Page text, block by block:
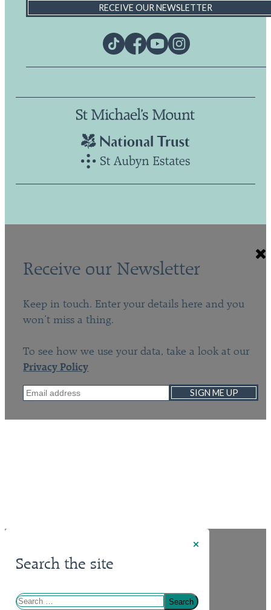
RECEIVE OUR NEWSLETTER
Receive our Newsletter
Keep in touch. Enter your details here and you
won’t miss a thing.
To see how we use your data, take a look at our
Privacy Policy
SIGN ME UP
Search the site
Search
×